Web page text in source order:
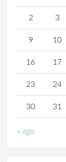
2 3
9 10
16 17
23 24
30 31
« ago